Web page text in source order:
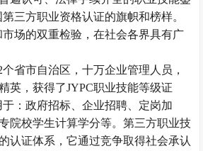
三方职业资格认证的旗帜和榜样。
场的双重检验，在社会各界具有广
省市自治区，十万企业管理人员，
英，获得了JYPC职业技能等级证
：政府招标、企业招聘、定岗加
院校学生计算学分等。第三方职业技
认证体系，它通过竞争取得社会承认